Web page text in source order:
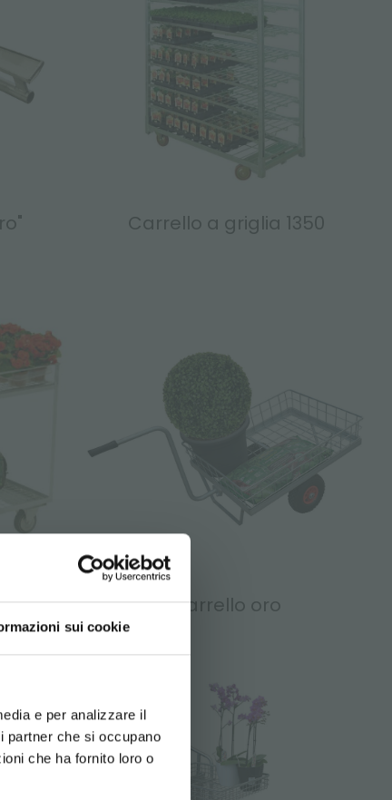
sui cookie
e per analizzare il
partner che si occupano
che ha fornito loro o
Carrello a griglia 1350
piante
Carrello oro